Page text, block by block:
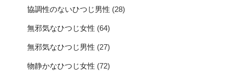
協調性のないひつじ男性 (28)
無邪気なひつじ女性 (64)
無邪気なひつじ男性 (27)
物静かなひつじ女性 (72)